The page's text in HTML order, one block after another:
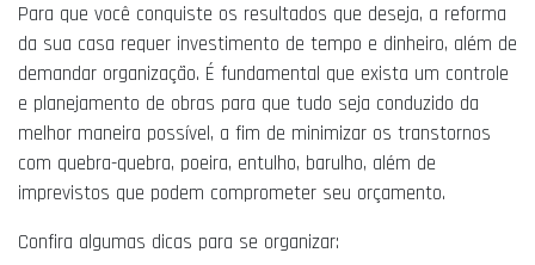
Para que você conquiste os resultados que deseja, a reforma
da sua casa requer investimento de tempo e dinheiro, além de
demandar organização. É fundamental que exista um controle
e planejamento de obras para que tudo seja conduzido da
melhor maneira possível, a fim de minimizar os transtornos
com quebra-quebra, poeira, entulho, barulho, além de
imprevistos que podem comprometer seu orçamento.
Confira algumas dicas para se organizar: